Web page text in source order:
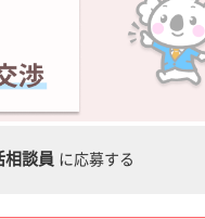
相談員 に応募する